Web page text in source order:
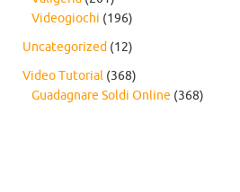
Videogiochi (196)
Uncategorized (12)
Video Tutorial (368)
Guadagnare Soldi Online (368)